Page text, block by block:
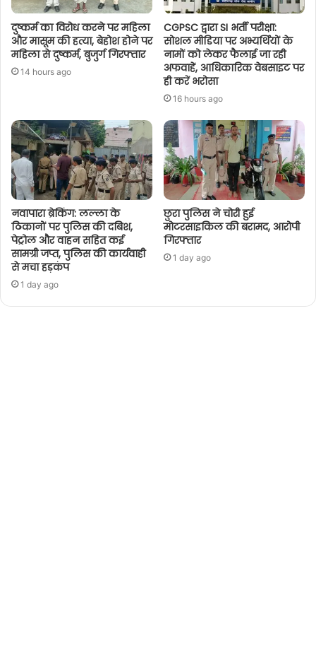
दुष्कर्म का विरोध करने पर महिला
और मासूम की हत्या, बेहोश होने पर
महिला से दुष्कर्म, बुजुर्ग गिरफ्तार
14 hours ago
CGPSC द्वारा SI भर्ती परीक्षा:
सोशल मीडिया पर अभ्यर्थियों के
नामों को लेकर फैलाई जा रही
अफवाहें, आधिकारिक वेबसाइट पर
ही करें भरोसा
16 hours ago
नवापारा ब्रेकिंग: लल्ला के
ठिकानों पर पुलिस की दबिश,
पेट्रोल और वाहन सहित कई
सामग्री जप्त, पुलिस की कार्यवाही
से मचा हड़कंप
1 day ago
छुरा पुलिस ने चोरी हुई
मोटरसाइकिल की बरामद, आरोपी
गिरफ्तार
1 day ago